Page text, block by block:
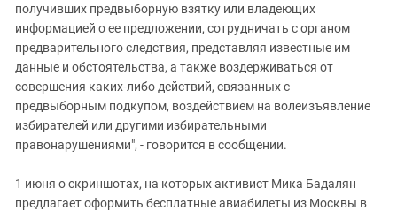
получивших предвыборную взятку или владеющих
информацией о ее предложении, сотрудничать с органом
предварительного следствия, представляя известные им
данные и обстоятельства, а также воздерживаться от
совершения каких-либо действий, связанных с
предвыборным подкупом, воздействием на волеизъявление
избирателей или другими избирательными
правонарушениями", - говорится в сообщении.
1 июня о скриншотах, на которых активист Мика Бадалян
предлагает оформить бесплатные авиабилеты из Москвы в